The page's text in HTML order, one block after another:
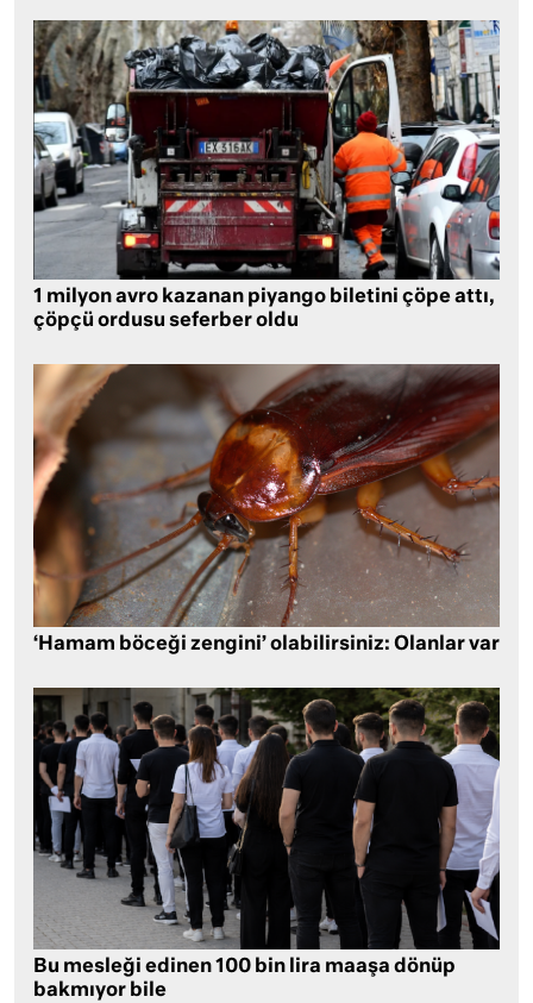
1 milyon avro kazanan piyango biletini çöpe attı,
çöpçü ordusu seferber oldu
‘Hamam böceği zengini’ olabilirsiniz: Olanlar var
Bu mesleği edinen 100 bin lira maaşa dönüp
bakmıyor bile